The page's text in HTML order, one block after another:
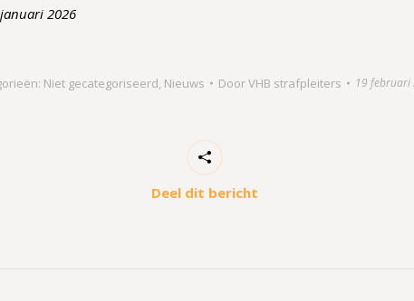
2026
Niet gecategoriseerd Nieuws DoorVHB strafpleiters 19 februari
Deel dit bericht